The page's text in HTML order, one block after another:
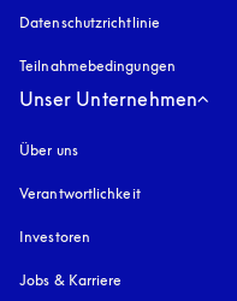
Datenschutzrichtlinie
Teilnahmebedingungen
Unser Unternehmen
Über uns
Verantwortlichkeit
Investoren
Jobs & Karriere